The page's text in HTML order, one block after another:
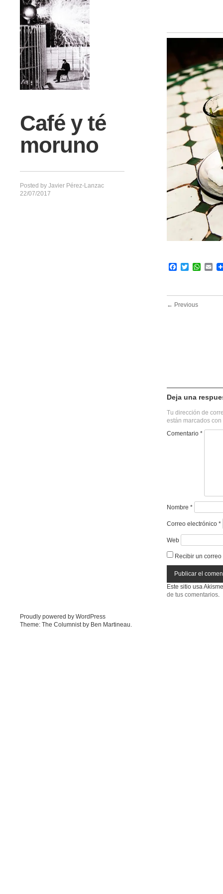
Café y té
moruno
Posted by Javier Pérez-Lanzac
22/07/2017
Facebook
Twitter
← Previous
Deja una
Tu dirección de
están marcados con
Comentario *
Nombre *
Correo electrónico *
Web
Recibir un
Este sitio usa
de tus comentarios.
Proudly powered by WordPress
Theme: The Columnist by Ben Martineau.